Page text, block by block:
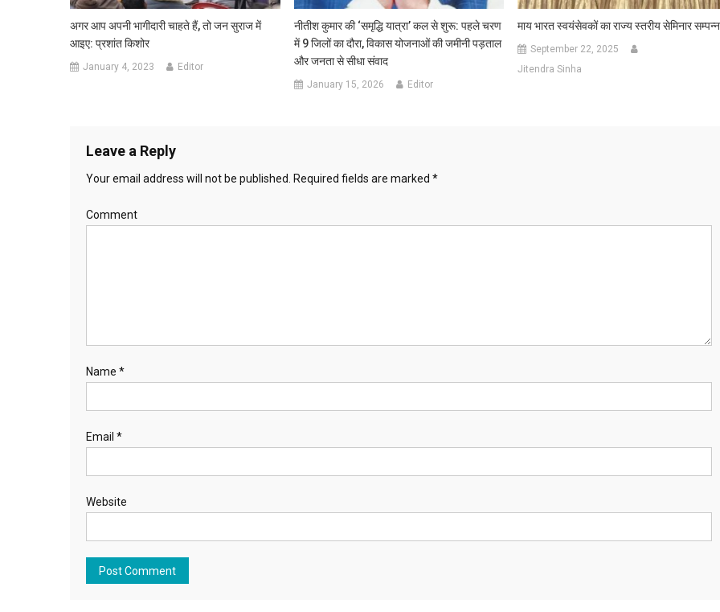
अगर आप अपनी भागीदारी चाहते हैं, तो जन सुराज में
आइए: प्रशांत किशोर
January 4, 2023 Editor
नीतीश कुमार की ‘समृद्धि यात्रा’ कल से शुरू: पहले चरण
में 9 जिलों का दौरा, विकास योजनाओं की जमीनी पड़ताल
और जनता से सीधा संवाद
January 15, 2026 Editor
माय भारत स्वयंसेवकों का राज्य स्तरीय सेमिनार सम्पन्न
September 22, 2025
Jitendra Sinha
Leave a Reply
Your email address will not be published. Required fields are marked *
Comment
Name *
Email *
Website